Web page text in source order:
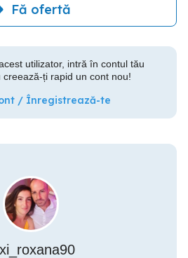
Fă ofertă
utilizator, intră în contul tău
creează-ți rapid un cont nou!
/ Înregistrează-te